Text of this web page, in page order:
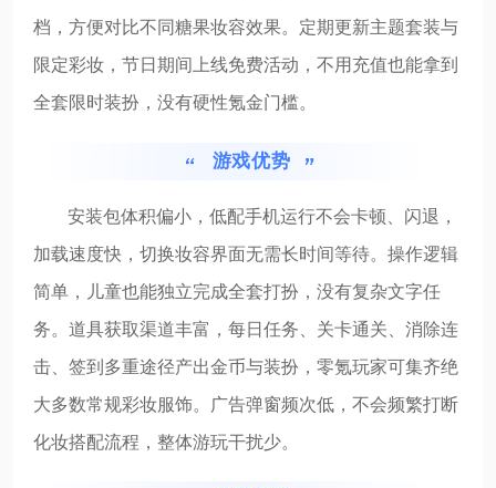
档，方便对比不同糖果妆容效果。定期更新主题套装与
限定彩妆，节日期间上线免费活动，不用充值也能拿到
全套限时装扮，没有硬性氪金门槛。
游戏优势
安装包体积偏小，低配手机运行不会卡顿、闪退，
加载速度快，切换妆容界面无需长时间等待。操作逻辑
简单，儿童也能独立完成全套打扮，没有复杂文字任
务。道具获取渠道丰富，每日任务、关卡通关、消除连
击、签到多重途径产出金币与装扮，零氪玩家可集齐绝
大多数常规彩妆服饰。广告弹窗频次低，不会频繁打断
化妆搭配流程，整体游玩干扰少。